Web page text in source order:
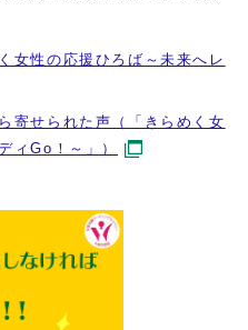
女性の応援ひろば～未来へレ
寄せられた声（「きらめく女
ィGo！～」）